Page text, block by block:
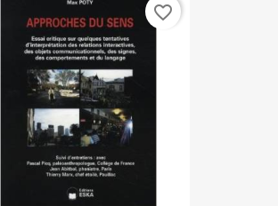
favorite_border